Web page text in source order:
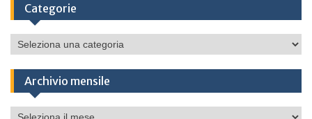
Categorie
Categorie
Archivio mensile
Archivio